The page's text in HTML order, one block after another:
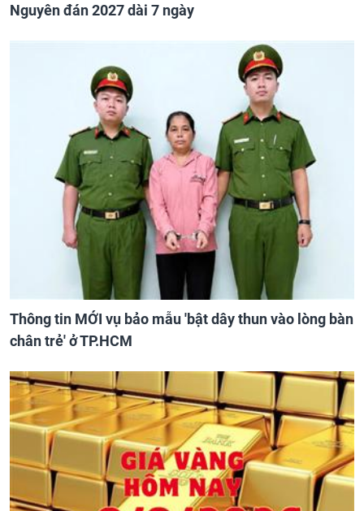
Nguyên đán 2027 dài 7 ngày
Thông tin MỚI vụ bảo mẫu 'bật dây thun vào lòng bàn
chân trẻ' ở TP.HCM